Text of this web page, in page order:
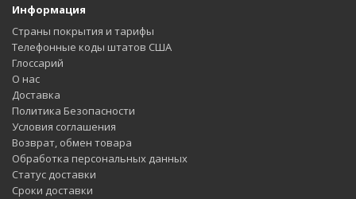
Информация
Страны покрытия и тарифы
Телефонные коды штатов США
Глоссарий
О нас
Доставка
Политика Безопасности
Условия соглашения
Возврат, обмен товара
Обработка персональных данных
Статус доставки
Сроки доставки